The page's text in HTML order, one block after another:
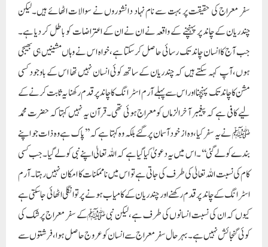
سفر معراج کی حقیقت پر بہت سے نام نہاد دانشوروں نے سوالات اٹھائے ہیں۔لیکن
چندریان کے چاند پر پہنچنے کے واقعہ نے ان نے ان کے اعتراضات کو باطل کر دیا ہے۔
جب آج کا انسان چاند تک رسائی حاصل کرسکتا ہے،خواہ اس نے وہاں مشینیں ہی بھیجی
ہوں،آپ کہہ سکتے ہیں کہ چندریان کے ساتھ کوئی انسان نہیں تھا اس کے باوجود کسی
مشن کا چاند تک پہنچنا اور اس سے پہلے آرم اسٹرانگ کا چاند پر قدم رکھنا یہ ثابت کرنے کے
لیے کافی ہے کہ پیغمبر آخرالزماں کومعراج ہوئی تھی۔قرآن یہ نہیں کہتا کہ حضرت محمد
ﷺ نے یہ سفر کیا،وہ از خود آسمان پر گئے بلکہ وہ کہتا ہے کہ ’’پاک ہے وہ ذات جو اپنے
بندے کو لے گئی‘‘۔اس میں یہ دعویٰ کیا گیا ہے کہ اللہ تعالیٰ اپنے نبی کو لے گیا۔جب کسی
کام کی نسبت اللہ تعالیٰ کی طرف کی جاتی ہے تو اس میں ناممکنات کا امکان نہیں رہتا۔آرم
اسٹرانگ کے چاند پر قدم رکھنے اور چندریان کے کامیاب ہونے پر تو انگلی اٹھائی جاسکتی ہے
کیوں کہ ان کی نسبت انسانوں کی طرف ہے ،لیکن نبی ﷺ کے سفر معراج پر شک کی
کوئی گنجائش نہیں ہے ۔بہر حال سفر معراج سے انسان کو عروج حاصل ہوا، فرشتوں سے